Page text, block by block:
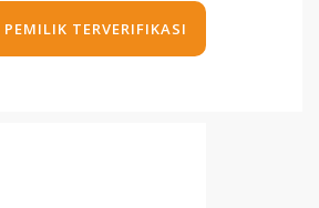
PEMILIK TERVERIFIKASI